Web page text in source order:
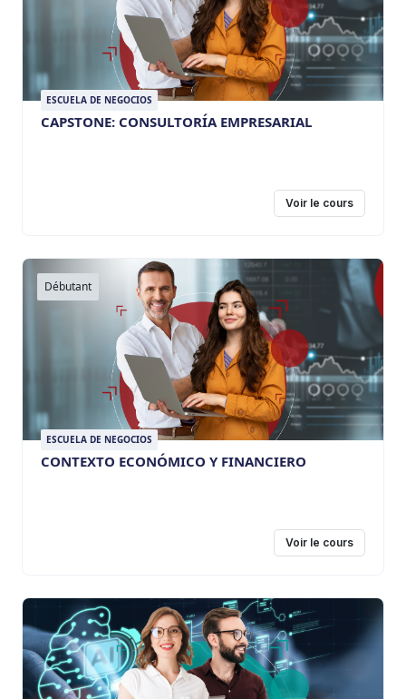
ESCUELA DE NEGOCIOS
CAPSTONE: CONSULTORÍA EMPRESARIAL
Voir le cours
Débutant
ESCUELA DE NEGOCIOS
CONTEXTO ECONÓMICO Y FINANCIERO
Voir le cours